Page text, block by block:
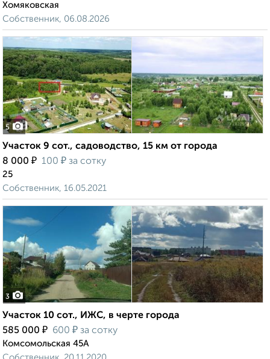
Хомяковская
Собственник, 06.08.2026
5
Участок 9 сот., садоводство, 15 км от города
8 000 ₽ 100 ₽ за сотку
25
Собственник, 16.05.2021
3
Участок 10 сот., ИЖС, в черте города
585 000 ₽ 600 ₽ за сотку
Комсомольская 45А